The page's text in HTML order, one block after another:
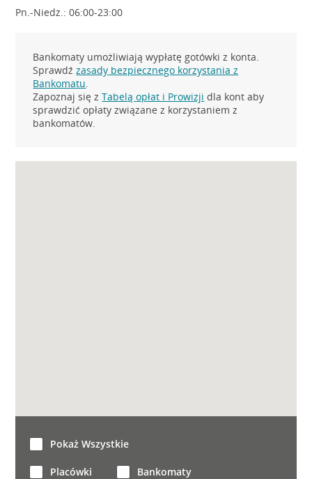
Pn.-Niedz.: 06:00-23:00
Bankomaty umożliwiają wypłatę gotówki z konta.
Sprawdźzasady bezpiecznego korzystania z
Bankomatu.
Zapoznaj się zTabelą opłat i Prowizji dla kont aby
sprawdzić opłaty związane z korzystaniem z
bankomatów.
Pokaż Wszystkie
Placówki Bankomaty